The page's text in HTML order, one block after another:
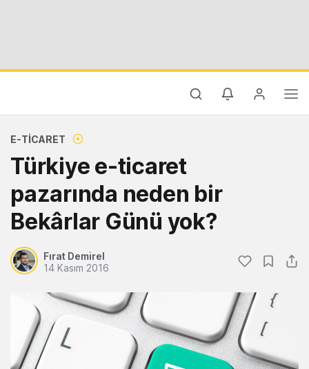
E-TICARET
Türkiye e-ticaret
pazarında neden bir
Bekârlar Günü yok?
Fırat Demirel
14 Kasım 2016